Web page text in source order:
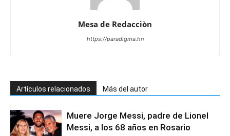
Mesa de Redacciòn
https://paradigma.hn
Artículos relacionados Más del autor
Muere Jorge Messi, padre de Lionel
Messi, a los 68 años en Rosario